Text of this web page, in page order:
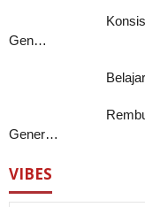
Gen…
Gener…
VIBES